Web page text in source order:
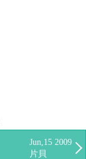
Jun,15 2009
片貝